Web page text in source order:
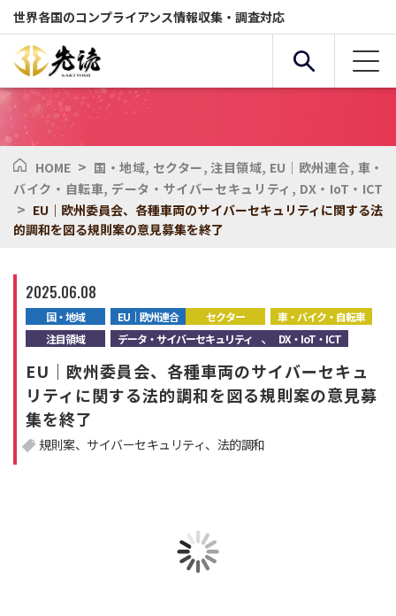
世界各国のコンプライアンス情報収集・調査対応
複合条件検索
サービス 国・地域
全般
化学物質 環境
注目領域
HOME > 国・地域, セクター,注目領域, EU｜欧州連合, 車・
バイク・自転車, データ・サイバーセキュリティ , DX・IoT・ICT
> EU｜欧州委員会、各種車両のサイバーセキュリティに関する法
的調和を図る規則案の意見募集を終了
2025.06.08
国・地域 EU｜欧州連合 セクター
車・バイク・自転車
注目領域
データ・サイバーセキュリティ 、DX・IoT・ICT
EU｜欧州委員会、各種車両のサイバーセキュ
リティに関する法的調和を図る規則案の意見募
集を終了
規則案 サイバーセキュリティ 法的調和